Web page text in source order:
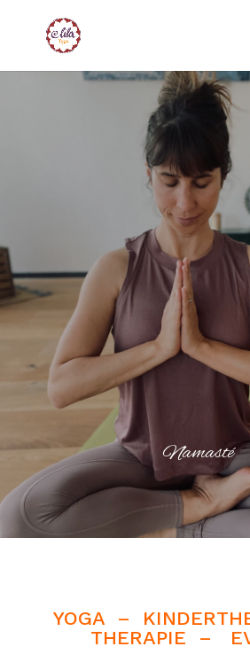
Namasté
YOGA –
THERAPIE –